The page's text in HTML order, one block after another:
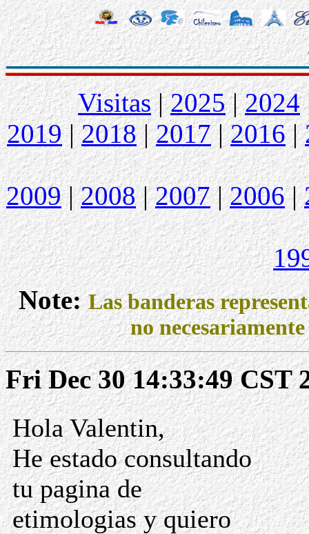
Visitas|2025|2024
2019|2018|2017|2016|
2009|2008|2007|2006|
Note: Las banderas
no
Fri Dec 30 14:33:49 CST
Hola Valentin,
He estado consultando
tu pagina de
etimologias y quiero